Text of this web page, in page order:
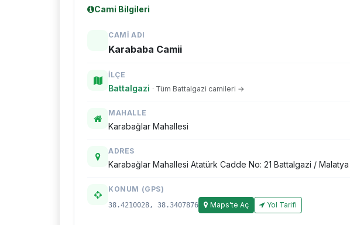
Cami Bilgileri
CAMI ADI
Karababa Camii
İLÇE
Battalgazi · Tüm Battalgazi camileri →
MAHALLE
Karabağlar Mahallesi
ADRES
Karabağlar Mahallesi Atatürk Cadde No: 21 Battalgazi / Malatya
KONUM (GPS)
38.4210028, 38.3407876 Maps'te Aç Yol Tarifi